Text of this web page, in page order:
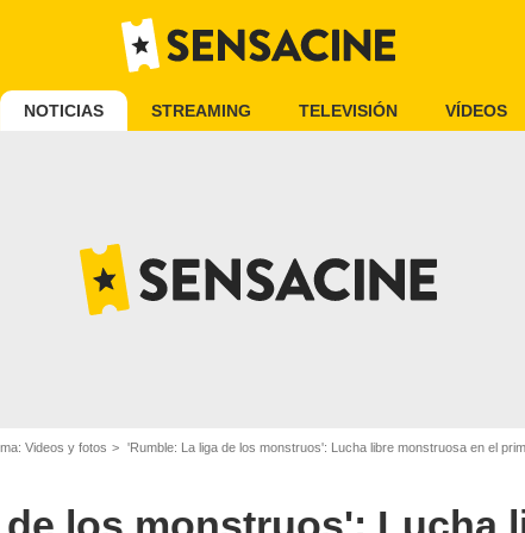
NOTICIAS STREAMING TELEVISIÓN VÍDEOS
Videos y fotos 'Rumble: La liga de los monstruos': Lucha libre monstruosa en el